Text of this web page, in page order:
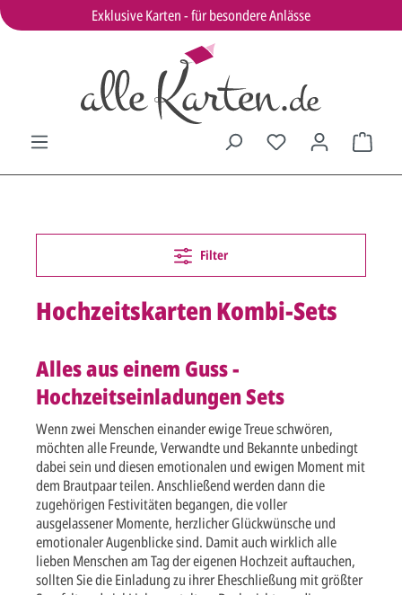
Exklusive Karten - für besondere Anlässe
Filter
Hochzeitskarten Kombi-Sets
Alles aus einem Guss -
Hochzeitseinladungen Sets
Wenn zwei Menschen einander ewige Treue schwören,
möchten alle Freunde, Verwandte und Bekannte unbedingt
dabei sein und diesen emotionalen und ewigen Moment mit
dem Brautpaar teilen. Anschließend werden dann die
zugehörigen Festivitäten begangen, die voller
ausgelassener Momente, herzlicher Glückwünsche und
emotionaler Augenblicke sind. Damit auch wirklich alle
lieben Menschen am Tag der eigenen Hochzeit auftauchen,
sollten Sie die Einladung zu ihrer Eheschließung mit größter